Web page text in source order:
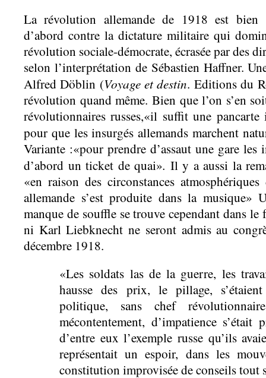
La révolution allemande de 1918 est bien
d’abord contre la dictature militaire qui
révolution sociale-démocrate, écrasée par des
selon l’interprétation de Sébastien Haffner.
Alfred Döblin (Voyage et destin. Editions du
révolution quand même. Bien que l’on s’en
révolutionnaires russes,«il suffit une pancarte
pour que les insurgés allemands marchent
Variante :«pour prendre d’assaut une gare les
d’abord un ticket de quai». Il y a aussi la
«en raison des circonstances
allemande s’est produite dans la musique»
manque de souffle se trouve cependant dans
ni Karl Liebknecht ne seront admis au
décembre 1918.
«Les soldats las de la guerre, les
hausse des prix, le pillage,
politique, sans chef
mécontentement, d’impatience
d’entre eux l’exemple russe qu’ils
représentait un espoir, dans les
constitution improvisée de conseils tout